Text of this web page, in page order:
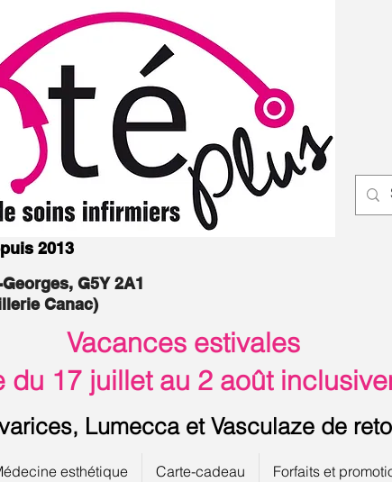
2013
G5Y 2A1
Canac)
Vacances estivales
du 17 juillet au 2 août
Lumecca et Vasculaze de
esthétique Carte-cadeau Forfaits et